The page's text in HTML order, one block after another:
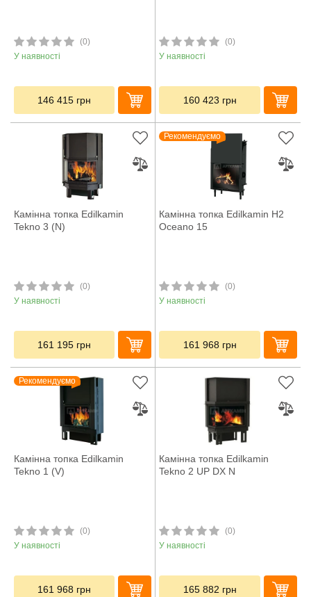
(0)
У наявності
146 415 грн
(0)
У наявності
160 423 грн
Камінна топка Edilkamin
Tekno 3 (N)
(0)
У наявності
161 195 грн
Рекомендуємо
Камінна топка Edilkamin H2
Oceano 15
(0)
У наявності
161 968 грн
Рекомендуємо
Камінна топка Edilkamin
Tekno 1 (V)
(0)
У наявності
161 968 грн
Камінна топка Edilkamin
Tekno 2 UP DX N
(0)
У наявності
165 882 грн